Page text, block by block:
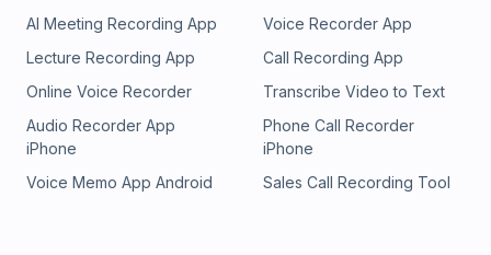
AI Meeting Recording App
Voice Recorder App
Lecture Recording App
Call Recording App
Online Voice Recorder
Transcribe Video to Text
Audio Recorder App
iPhone
Phone Call Recorder
iPhone
Voice Memo App Android
Sales Call Recording Tool